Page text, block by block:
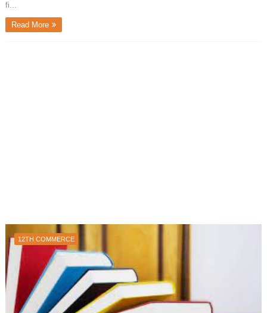
fi...
Read More
12TH COMMERCE